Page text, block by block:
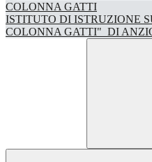
ISTITUTO DI ISTRUZIONE
COLONNA GATTI" DI